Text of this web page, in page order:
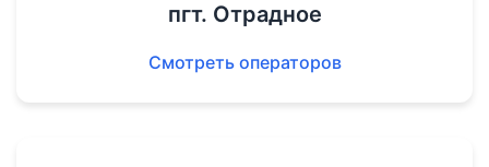
пгт. Отрадное
Смотреть операторов